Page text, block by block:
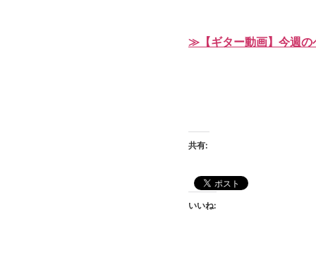
≫【ギター動画】今週の
共有:
いいね: